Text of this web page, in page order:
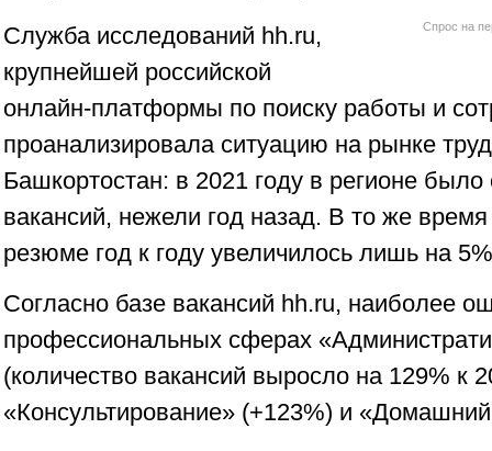
Спрос на
Служба исследований hh.ru,
крупнейшей российской
онлайн-платформы по поиску работы и
проанализировала ситуацию на рынке
Башкортостан: в 2021 году в регионе
вакансий, нежели год назад. В то же
резюме год к году увеличилось лишь на
Согласно базе вакансий hh.ru, наиболее
профессиональных сферах
(количество вакансий выросло на 129% к
«Консультирование» (+123%) и